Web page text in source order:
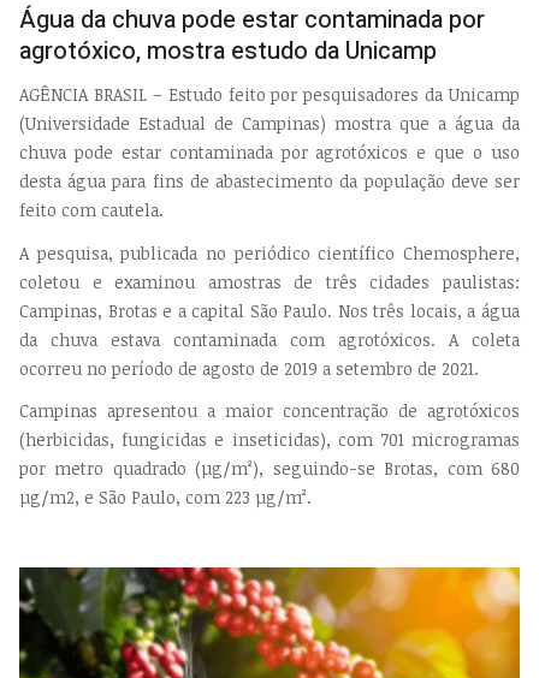
Água da chuva pode estar contaminada por
agrotóxico, mostra estudo da Unicamp
AGÊNCIA BRASIL – Estudo feito por pesquisadores da Unicamp
(Universidade Estadual de Campinas) mostra que a água da
chuva pode estar contaminada por agrotóxicos e que o uso
desta água para fins de abastecimento da população deve ser
feito com cautela.
A pesquisa, publicada no periódico científico Chemosphere,
coletou e examinou amostras de três cidades paulistas:
Campinas, Brotas e a capital São Paulo. Nos três locais, a água
da chuva estava contaminada com agrotóxicos. A coleta
ocorreu no período de agosto de 2019 a setembro de 2021.
Campinas apresentou a maior concentração de agrotóxicos
(herbicidas, fungicidas e inseticidas), com 701 microgramas
por metro quadrado (µg/m²), seguindo-se Brotas, com 680
µg/m2, e São Paulo, com 223 µg/m².